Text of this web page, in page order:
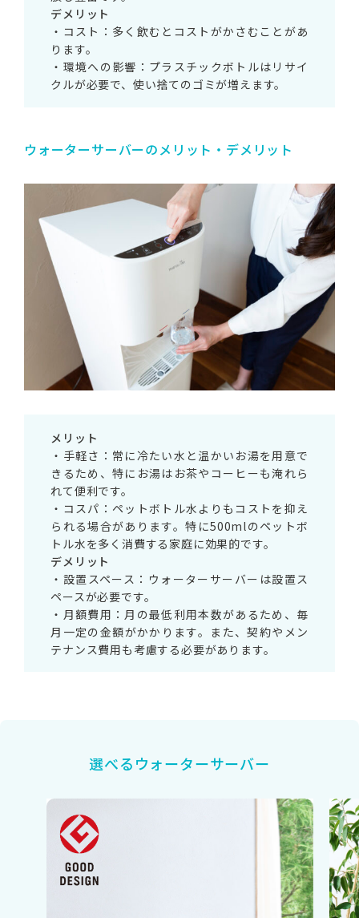
デメリット
・コスト：多く飲むとコストがかさむことがあ
ります。
・環境への影響：プラスチックボトルはリサイ
クルが必要で、使い捨てのゴミが増えます。
ウォーターサーバーのメリット・デメリット
メリット
・手軽さ：常に冷たい水と温かいお湯を用意で
きるため、特にお湯はお茶やコーヒーも淹れら
れて便利です。
・コスパ：ペットボトル水よりもコストを抑え
られる場合があります。特に500mlのペットボ
トル水を多く消費する家庭に効果的です。
デメリット
・設置スペース：ウォーターサーバーは設置ス
ペースが必要です。
・月額費用：月の最低利用本数があるため、毎
月一定の金額がかかります。また、契約やメン
テナンス費用も考慮する必要があります。
選べるウォーターサーバー